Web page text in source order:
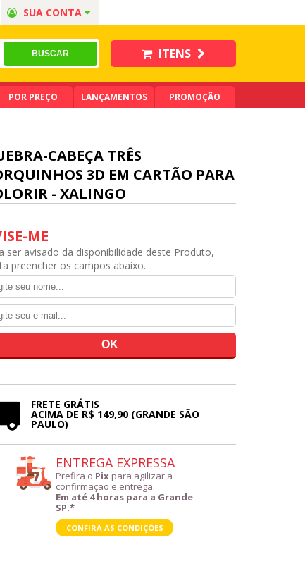
SUA CONTA
ITENS
POR PREÇO LANÇAMENTOS PROMOÇÃO
CABEÇA TRÊS
3D EM CARTÃO PARA
- XALINGO
ME
ser avisado da disponibilidade deste Produto,
preencher os campos abaixo.
FRETE GRÁTIS
ACIMA DE R$ 149,90 (GRANDE SÃO
PAULO)
ENTREGA EXPRESSA
Prefira o Pix para agilizar a
confirmação e entrega.
Em até 4 horas para a Grande
SP.*
CONFIRA AS CONDIÇÕES